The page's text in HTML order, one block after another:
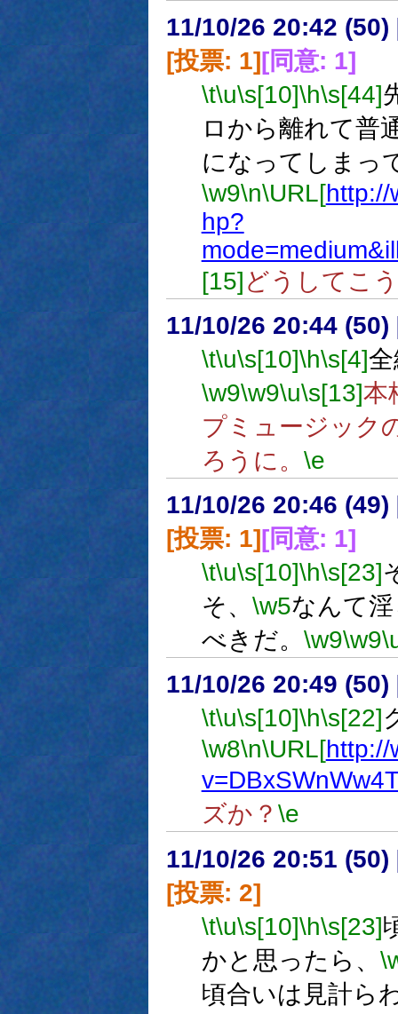
11/10/26 20:42 (50)
[投票: 1][同意: 1]
\t\u\s[10]\h\s[44]
ロから離れて普
になってしまっ
\w9\n\URL[http://
hp?
[15]どうしてこ
11/10/26 20:44 (50)
\t\u\s[10]\h\s[4]
\w9\w9\u\s[13]本
プミュージック
ろうに。 \e
11/10/26 20:46 (49)
[投票: 1][同意: 1]
\t\u\s[10]\h\s[23]
そ、 \w5なんて
べきだ。 \w9\w9
11/10/26 20:49 (50)
\t\u\s[10]\h\s[22]
\w8\n\URL[http://
ズか？ \e
11/10/26 20:51 (50)
[投票: 2]
\t\u\s[10]\h\s[23]
かと思ったら、
頃合いは見計ら